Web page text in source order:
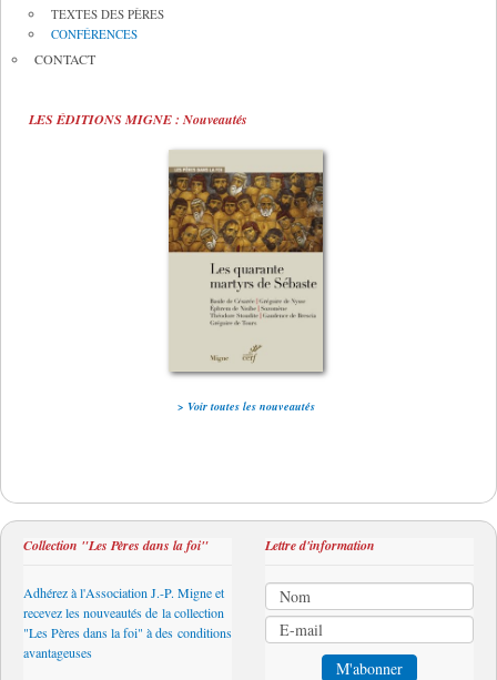
TEXTES DES PÈRES
CONFÉRENCES
CONTACT
LES ÉDITIONS MIGNE : Nouveautés
> Voir toutes les nouveautés
Collection "Les Pères dans la foi"
Adhérez à l'Association J.-P. Migne et
recevez les nouveautés de la collection
"Les Pères dans la foi" à des conditions
avantageuses
Lettre d'information